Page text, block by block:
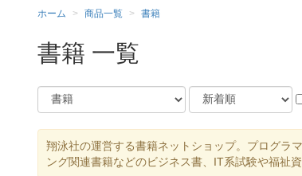
ホーム 商品一覧 書籍
書籍 一覧
翔泳社の運営する書籍ネットショップ。プログラ
ング関連書籍などのビジネス書、IT系試験や福祉